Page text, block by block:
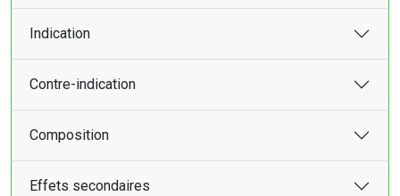
Indication
Contre-indication
Composition
Effets secondaires